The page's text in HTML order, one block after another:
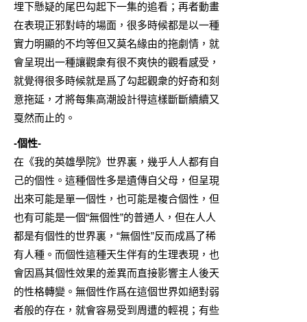
埋下懸疑的尾巴勾起下一集的追看；再者動畫
在表現正邪對峙的場面，很多時候都是以一種
實力明顯的不均等但又莫名緣由的拖劇情，就
會呈現出一種讓觀衆有很不爽快的觀看感受，
就覺得很多時候就是爲了勾起觀衆的好奇和刻
意拖延，才將每集高潮設計得這樣斷斷續續又
戛然而止的。
-個性-
在《我的英雄學院》世界裏，幾乎人人都有自
己的個性。這種個性多是遺傳自父母，但呈現
出來可能是單一個性，也可能是複合個性，但
也有可能是一個“無個性”的普通人，但在人人
都是有個性的世界裏，“無個性”反而成爲了稀
有人種。而個性這種天生伴有的生理表現，也
會因爲其個性效果的差異而直接影響主人後天
的性格轉變。無個性作爲在這個世界如絕對弱
者般的存在，就會容易受到周遭的輕視；有些